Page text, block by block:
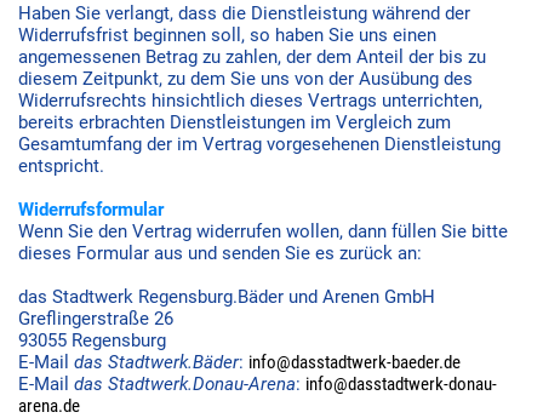
Haben Sie verlangt, dass die Dienstleistung während der
Widerrufsfrist beginnen soll, so haben Sie uns einen
angemessenen Betrag zu zahlen, der dem Anteil der bis zu
diesem Zeitpunkt, zu dem Sie uns von der Ausübung des
Widerrufsrechts hinsichtlich dieses Vertrags unterrichten,
bereits erbrachten Dienstleistungen im Vergleich zum
Gesamtumfang der im Vertrag vorgesehenen Dienstleistung
entspricht.
Widerrufsformular
Wenn Sie den Vertrag widerrufen wollen, dann füllen Sie bitte
dieses Formular aus und senden Sie es zurück an:
das Stadtwerk Regensburg.Bäder und Arenen GmbH
Greflingerstraße 26
93055 Regensburg
E-Mail das Stadtwerk.Bäder: info@dasstadtwerk-baeder.de
E-Mail das Stadtwerk.Donau-Arena: info@dasstadtwerk-donau-
arena.de